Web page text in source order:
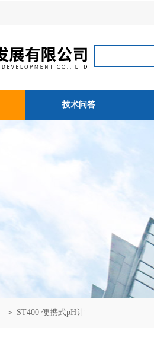
技术问答
＞ ST400 便携式pH计